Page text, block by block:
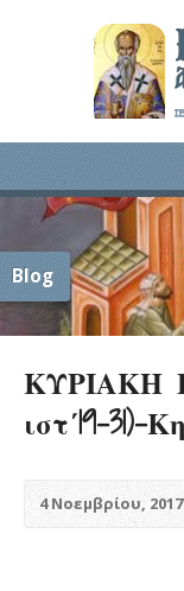
Blog
ΚΥΡΙΑΚΗ
ιστ΄19-
4 Νοεμβρίου, 2017